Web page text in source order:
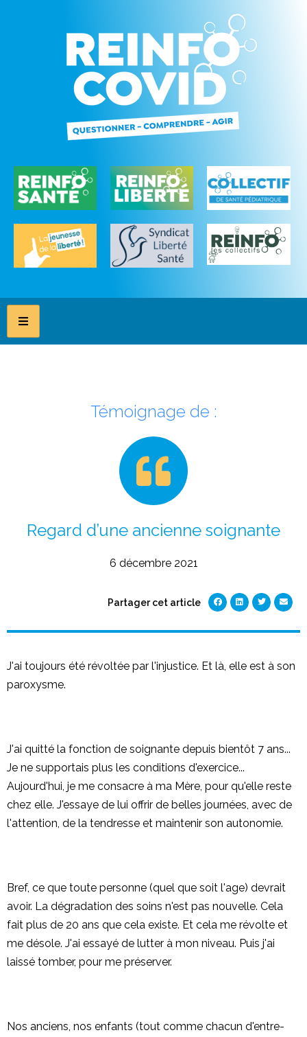
Témoignage de :
Regard d’une ancienne soignante
6 décembre 2021
Partager cet article
J'ai toujours été révoltée par l'injustice. Et là, elle est à son
paroxysme.
J'ai quitté la fonction de soignante depuis bientôt 7 ans...
Je ne supportais plus les conditions d'exercice...
Aujourd'hui, je me consacre à ma Mère, pour qu'elle reste
chez elle. J'essaye de lui offrir de belles journées, avec de
l'attention, de la tendresse et maintenir son autonomie.
Bref, ce que toute personne (quel que soit l'age) devrait
avoir. La dégradation des soins n'est pas nouvelle. Cela
fait plus de 20 ans que cela existe. Et cela me révolte et
me désole. J'ai essayé de lutter à mon niveau. Puis j'ai
laissé tomber, pour me préserver.
Nos anciens, nos enfants (tout comme chacun d'entre-